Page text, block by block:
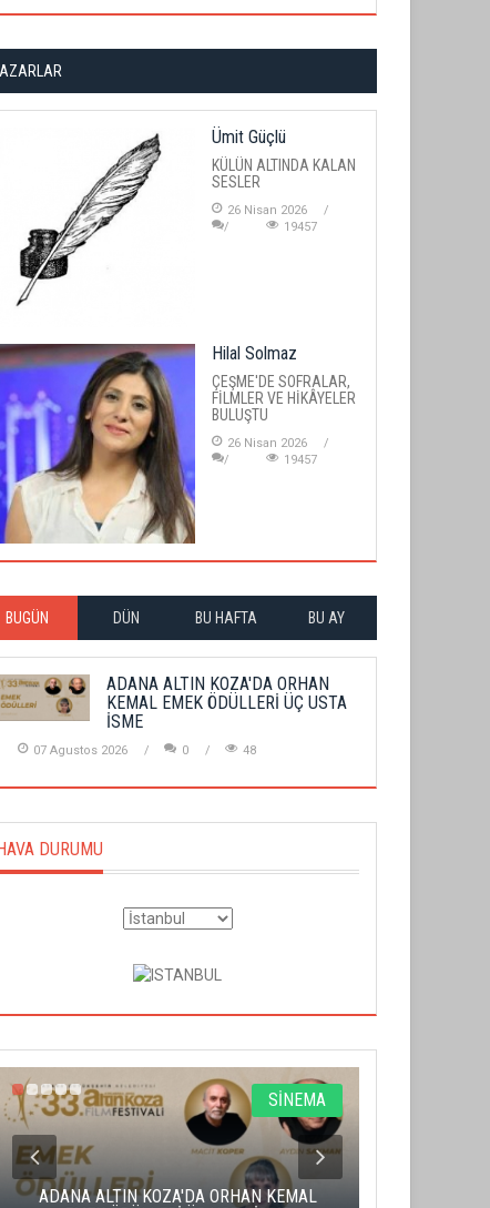
Ümit Güçlü
KÜLÜN ALTINDA KALAN
SESLER
26 Nisan 2026
19457
Hilal Solmaz
ÇEŞME'DE SOFRALAR,
FİLMLER VE HİKÂYELER
BULUŞTU
26 Nisan 2026
19457
BUGÜN DÜN BU HAFTA BU AY
ADANA ALTIN KOZA'DA ORHAN
KEMAL EMEK ÖDÜLLERİ ÜÇ USTA
İSME
07 Agustos 2026 0 48
DURUMU
SİNEMA
ADANA ALTIN KOZA'DA ORHAN KEMAL